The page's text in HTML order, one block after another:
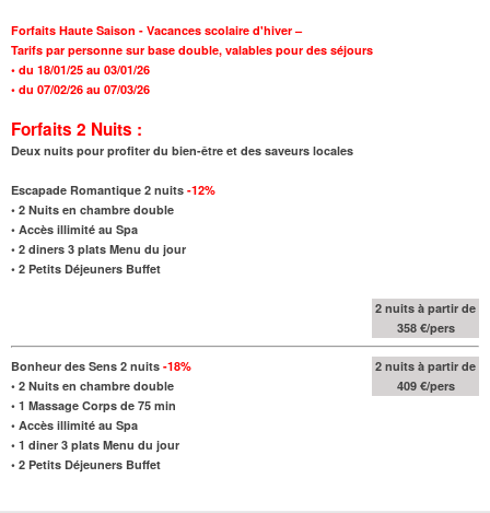
Forfaits Haute Saison - Vacances scolaire d'hiver –
Tarifs par personne sur base double, valables pour des séjours
• du 18/01/25 au 03/01/26
• du 07/02/26 au 07/03/26
Forfaits 2 Nuits :
Deux nuits pour profiter du bien-être et des saveurs locales
Escapade Romantique 2 nuits -12%
• 2 Nuits en chambre double
• Accès illimité au Spa
• 2 diners 3 plats Menu du jour
• 2 Petits Déjeuners Buffet
2 nuits à partir de
358 €/pers
Bonheur des Sens 2 nuits -18%
• 2 Nuits en chambre double
• 1 Massage Corps de 75 min
• Accès illimité au Spa
• 1 diner 3 plats Menu du jour
• 2 Petits Déjeuners Buffet
2 nuits à partir de
409 €/pers